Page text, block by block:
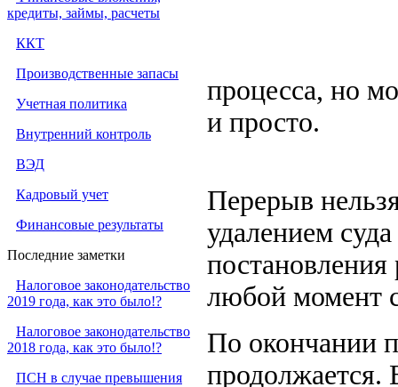
кредиты, займы, расчеты
ККТ
Производственные запасы
Учетная политика
Внутренний контроль
ВЭД
Кадровый учет
Финансовые результаты
Последние заметки
Налоговое законодательство
2019 года, как это было!?
Налоговое законодательство
2018 года, как это было!?
ПСН в случае превышения
процесса, но
и просто.
Перерыв
удалением
любой момент
По окончании
продолжается.